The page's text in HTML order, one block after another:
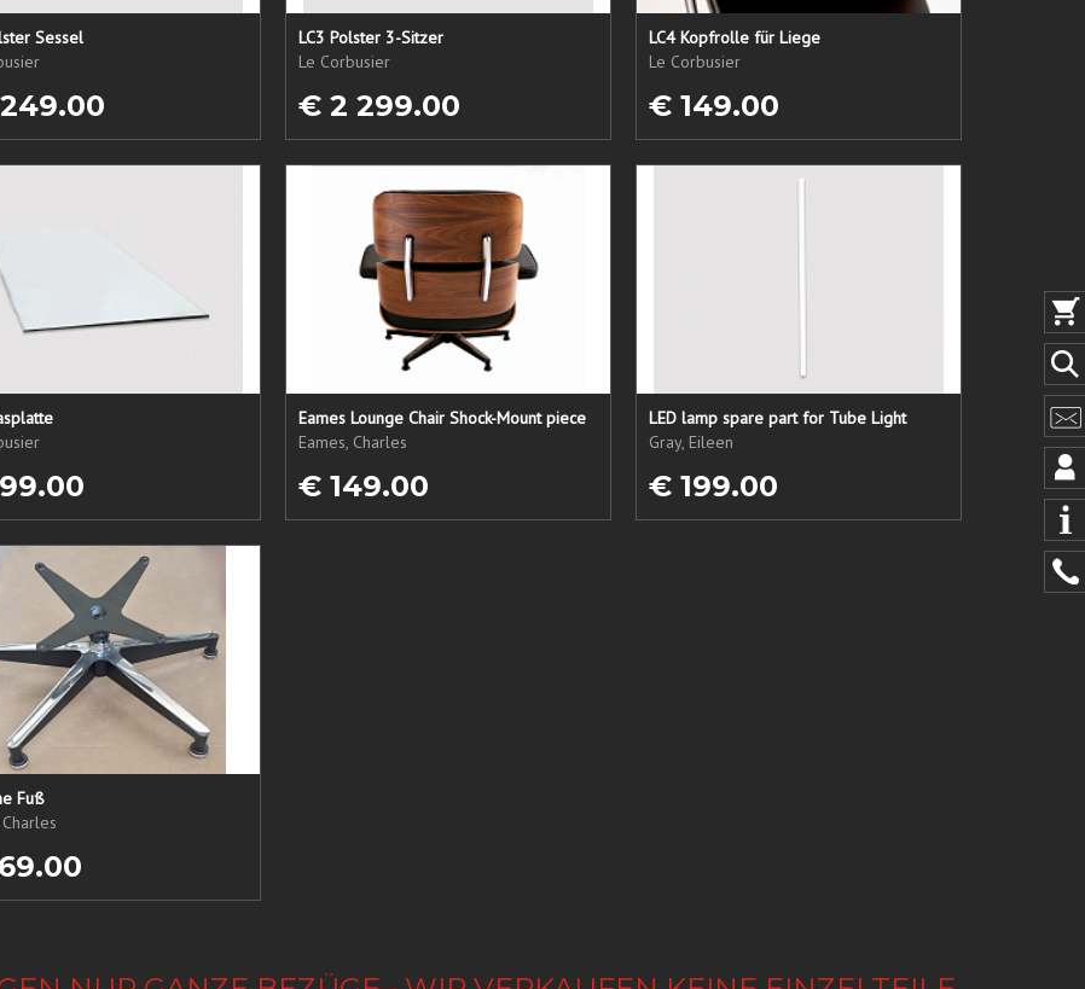
Sessel
LC3 Polster 3-Sitzer
Le Corbusier
€ 2 299.00
LC4 Kopfrolle für Liege
Le Corbusier
€ 149.00
Eames Lounge Chair Shock-Mount piece
Eames, Charles
€ 149.00
LED lamp spare part for Tube Light
Gray, Eileen
€ 199.00
Fuß